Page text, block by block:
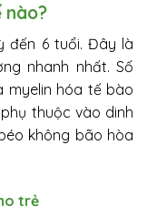
nào?
đến 6 tuổi. Đây là
nhanh nhất. Số
myelin hóa tế bào
thuộc vào dinh
không bão hòa